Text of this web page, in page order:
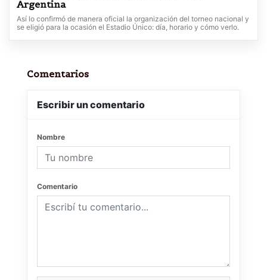
Argentina
Así lo confirmó de manera oficial la organización del torneo nacional y
se eligió para la ocasión el Estadio Único: día, horario y cómo verlo.
Comentarios
Escribir un comentario
Nombre
Comentario